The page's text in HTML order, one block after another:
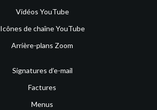
Vidéos YouTube
Icônes de chaîne YouTube
Arrière-plans Zoom
Signatures d’e-mail
Factures
Menus